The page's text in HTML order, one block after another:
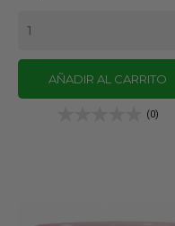
AÑADIR AL CARRITO
(0)